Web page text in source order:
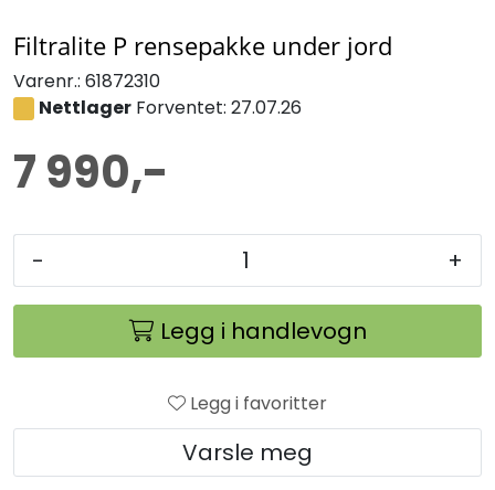
Filtralite P rensepakke under jord
Varenr.: 61872310
NettlagerForventet: 27.07.26
7 990,-
- +
Legg i handlevogn
Legg i favoritter
Varsle meg